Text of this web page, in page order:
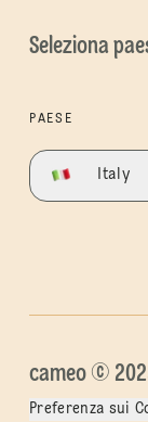
Seleziona
PAESE
Italy
cameo ©
Preferenza sui